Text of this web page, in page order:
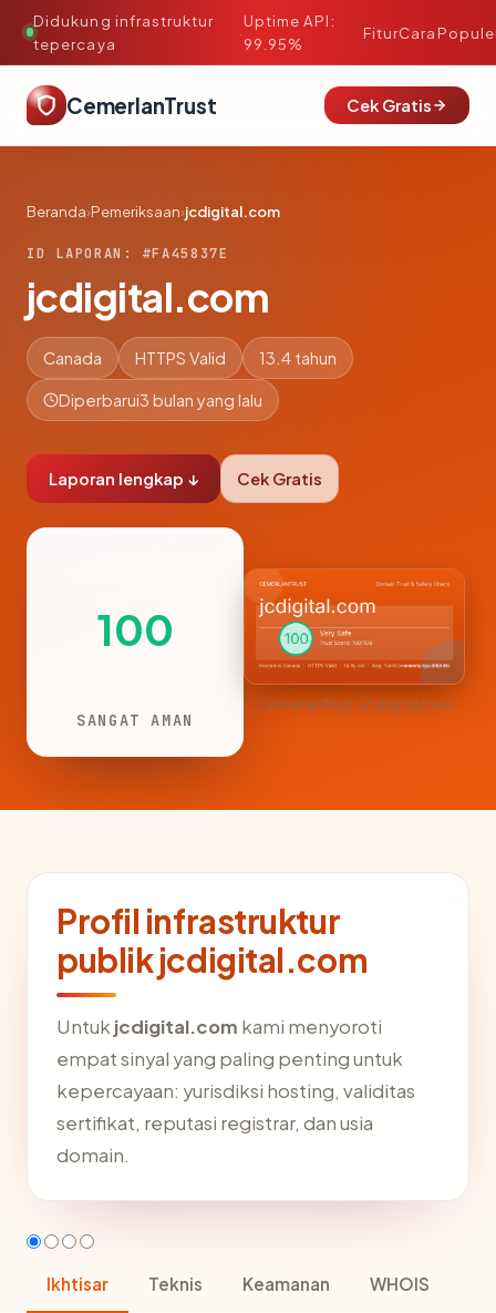
Didukung infrastruktur
tepercaya
·
Uptime API:
99.95%
FiturCara
CemerlanTrust Cek Gratis
Beranda›Pemeriksaan›jcdigital.com
ID LAPORAN: #FA45837E
jcdigital.com
Canada HTTPS Valid 13.4 tahun
Diperbarui3 bulan yang lalu
Laporan lengkap ↓ Cek Gratis
100
SANGAT AMAN
CemerlanTrust · jcdigital.com
Profil infrastruktur
publik jcdigital.com
Untuk jcdigital.com kami menyoroti
empat sinyal yang paling penting untuk
kepercayaan: yurisdiksi hosting, validitas
sertifikat, reputasi registrar, dan usia
domain.
Ikhtisar Teknis Keamanan WHOIS